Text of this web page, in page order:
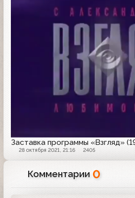
Заставка программы «Взгляд»
28 октября 2021, 21:16 2405
Комментарии 0